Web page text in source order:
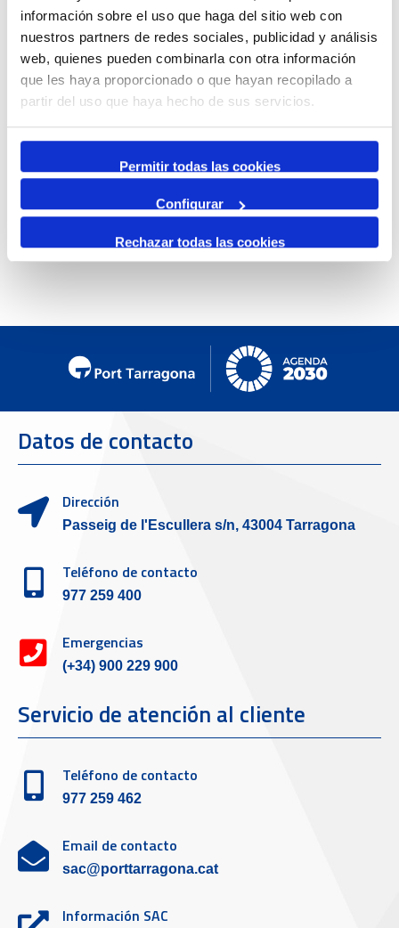
información sobre el uso que haga del sitio web con
nuestros partners de redes sociales, publicidad y análisis
web, quienes pueden combinarla con otra información
que les haya proporcionado o que hayan recopilado a
partir del uso que haya hecho de sus servicios.
Permitir todas las cookies
Configurar
Rechazar todas las cookies
Mensual
Ir al mes específico
Día Anterior
Siguiente Día
Datos de contacto
Dirección
Passeig de l'Escullera s/n, 43004 Tarragona
Teléfono de contacto
977 259 400
Emergencias
(+34) 900 229 900
Servicio de atención al cliente
Teléfono de contacto
977 259 462
Email de contacto
sac@porttarragona.cat
Información SAC